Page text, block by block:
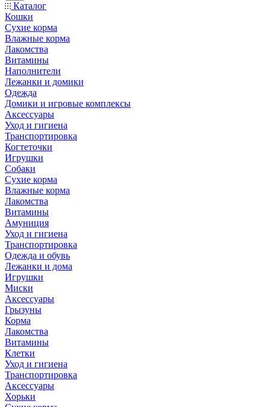
Каталог
Кошки
Сухие корма
Влажные корма
Лакомства
Витамины
Наполнители
Лежанки и домики
Одежда
Домики и игровые комплексы
Аксессуары
Уход и гигиена
Транспортировка
Когтеточки
Игрушки
Собаки
Сухие корма
Влажные корма
Лакомства
Витамины
Амуниция
Уход и гигиена
Транспортировка
Одежда и обувь
Лежанки и дома
Игрушки
Миски
Аксессуары
Грызуны
Корма
Лакомства
Витамины
Клетки
Уход и гигиена
Транспортировка
Аксессуары
Хорьки